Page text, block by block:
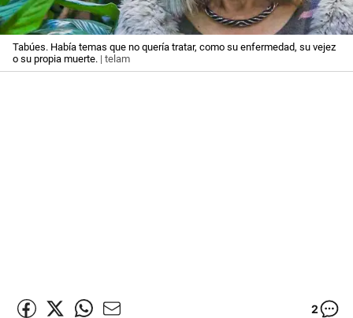
Tabúes. Había temas que no quería tratar, como su enfermedad, su vejez
o su propia muerte. | telam
2